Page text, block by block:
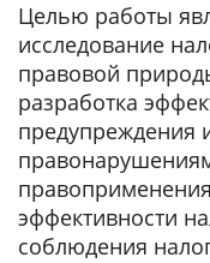
Целью работы
исследование
правовой
разработка
предупреждения
эффективности
соблюдения